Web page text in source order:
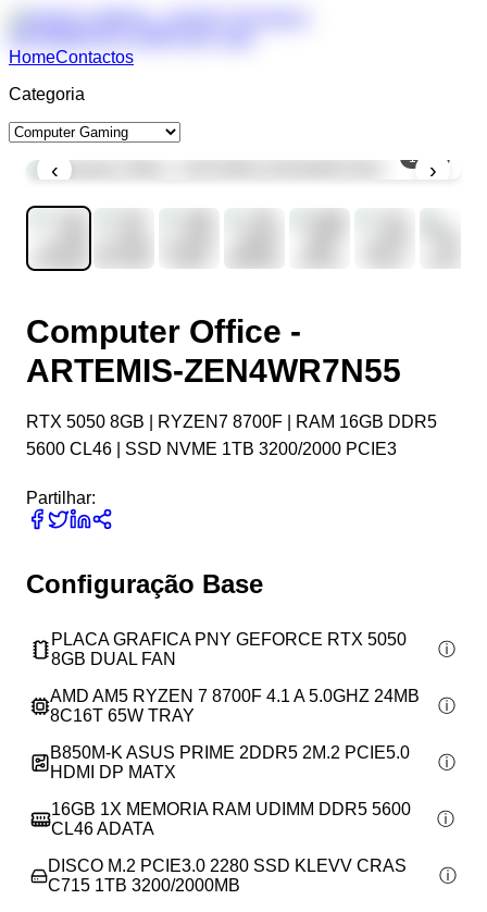
HomeContactos
Categoria
‹ ›
1/
Computer Office -
ARTEMIS-ZEN4WR7N55
RTX 5050 8GB | RYZEN7 8700F | RAM 16GB DDR5
5600 CL46 | SSD NVME 1TB 3200/2000 PCIE3
Partilhar:
Configuração Base
PLACA GRAFICA PNY GEFORCE RTX 5050
8GB DUAL FAN
AMD AM5 RYZEN 7 8700F 4.1 A 5.0GHZ 24MB
8C16T 65W TRAY
B850M-K ASUS PRIME 2DDR5 2M.2 PCIE5.0
HDMI DP MATX
16GB 1X MEMORIA RAM UDIMM DDR5 5600
CL46 ADATA
DISCO M.2 PCIE3.0 2280 SSD KLEVV CRAS
C715 1TB 3200/2000MB